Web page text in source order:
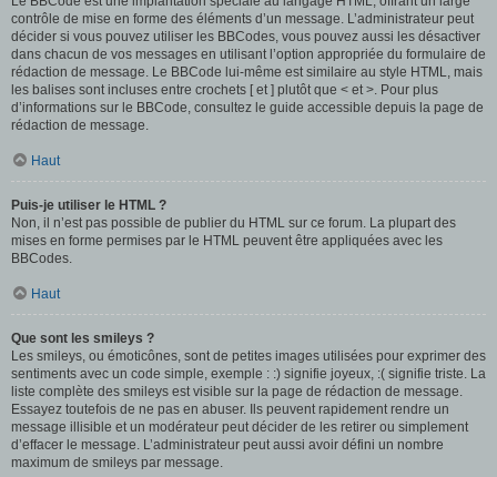
contrôle de mise en forme des éléments d’un message. L’administrateur peut
décider si vous pouvez utiliser les BBCodes, vous pouvez aussi les désactiver
dans chacun de vos messages en utilisant l’option appropriée du formulaire de
rédaction de message. Le BBCode lui-même est similaire au style HTML, mais
les balises sont incluses entre crochets [ et ] plutôt que < et >. Pour plus
d’informations sur le BBCode, consultez le guide accessible depuis la page de
rédaction de message.
Haut
Puis-je utiliser le HTML ?
Non, il n’est pas possible de publier du HTML sur ce forum. La plupart des
mises en forme permises par le HTML peuvent être appliquées avec les
BBCodes.
Haut
Que sont les smileys ?
Les smileys, ou émoticônes, sont de petites images utilisées pour exprimer des
sentiments avec un code simple, exemple : :) signifie joyeux, :( signifie triste. La
liste complète des smileys est visible sur la page de rédaction de message.
Essayez toutefois de ne pas en abuser. Ils peuvent rapidement rendre un
message illisible et un modérateur peut décider de les retirer ou simplement
d’effacer le message. L’administrateur peut aussi avoir défini un nombre
maximum de smileys par message.